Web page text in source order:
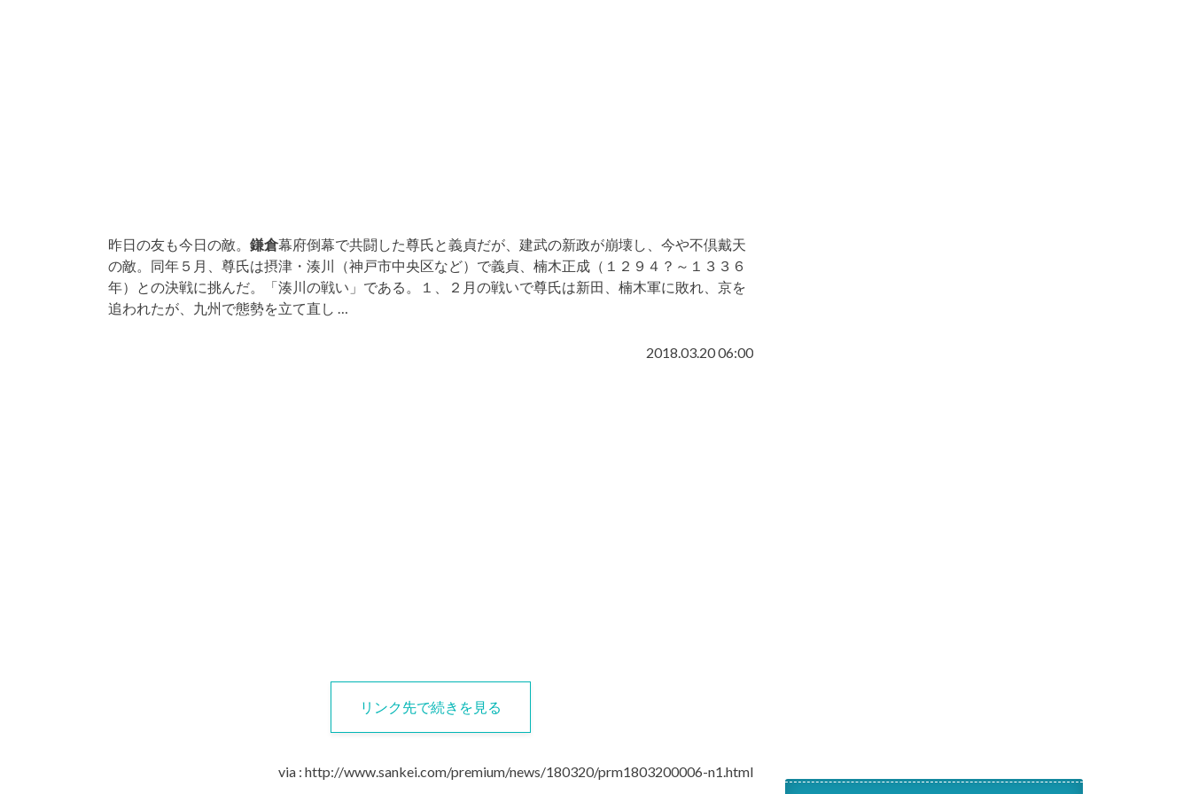
昨日の友も今日の敵。 鎌倉幕府倒幕で共闘した尊氏と義貞だが、建武の新政が崩壊し、今や不倶戴天
の敵。同年５月、尊氏は摂津・湊川（神戸市中央区など）で義貞、楠木正成（１２９４？～１３３６
年）との決戦に挑んだ。「湊川の戦い」である。１、２月の戦いで尊氏は新田、楠木軍に敗れ、京を
追われたが、九州で態勢を立て直し …
2018.03.20 06:00
リンク先で続きを見る
via : http://www.sankei.com/premium/news/180320/prm1803200006-n1.html